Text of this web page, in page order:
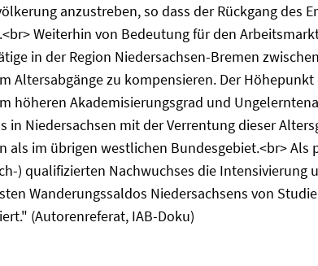
anzustreben, so dass der Rückgang des
Weiterhin von Bedeutung für den
in der Region Niedersachsen-Bremen
Altersabgänge zu kompensieren. Der
höheren Akademisierungsgrad und
in Niedersachsen mit der Verrentung dieser
im übrigen westlichen Bundesgebiet.<br>
) qualifizierten Nachwuchses die
Wanderungssaldos Niedersachsens von
(Autorenreferat, IAB-Doku)